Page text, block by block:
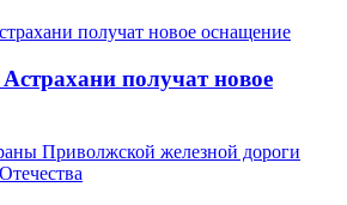
получат новое